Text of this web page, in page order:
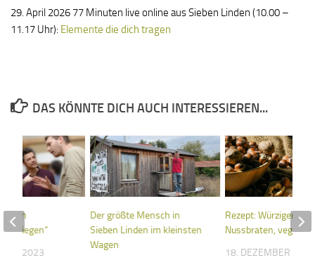
29. April 2026 77 Minuten live online aus Sieben Linden (10.00 –
11.17 Uhr): Elemente die dich tragen
DAS KÖNNTE DICH AUCH INTERESSIEREN...
Der größte Mensch in
Sieben Linden im kleinsten
Wagen
Rezept: Würziger
Nussbraten, vegan
18. DEZEMBER 2025
den
2023